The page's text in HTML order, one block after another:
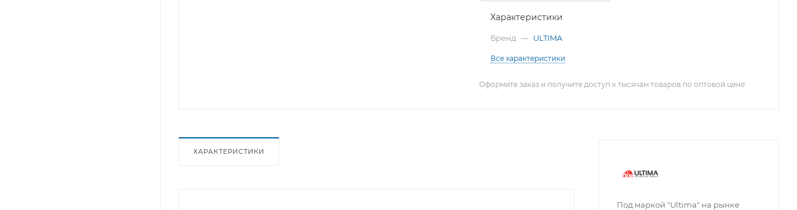
Характеристики
Бренд — ULTIMA
Все характеристики
Оформите заказ и получите доступ к тысячам товаров по оптовой цене
ХАРАКТЕРИСТИКИ
Под маркой "Ultima" на рынке